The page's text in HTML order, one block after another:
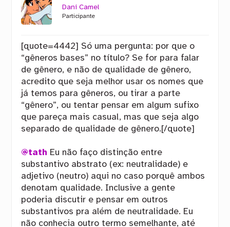
Dani Camel
Participante
[quote=4442] Só uma pergunta: por que o
“gêneros bases” no título? Se for para falar
de gênero, e não de qualidade de gênero,
acredito que seja melhor usar os nomes que
já temos para gêneros, ou tirar a parte
“gênero”, ou tentar pensar em algum sufixo
que pareça mais casual, mas que seja algo
separado de qualidade de gênero.[/quote]
@tath Eu não faço distinção entre
substantivo abstrato (ex: neutralidade) e
adjetivo (neutro) aqui no caso porquê ambos
denotam qualidade. Inclusive a gente
poderia discutir e pensar em outros
substantivos pra além de neutralidade. Eu
não conhecia outro termo semelhante, até